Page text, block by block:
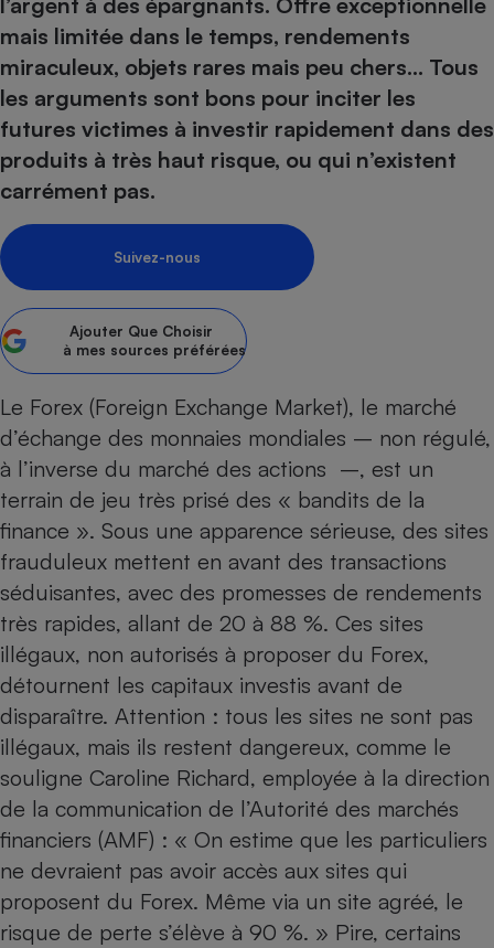
mais limitée dans le temps, rendements
miraculeux, objets rares mais peu chers… Tous
les arguments sont bons pour inciter les
futures victimes à investir rapidement dans des
produits à très haut risque, ou qui n’existent
carrément pas.
Suivez-nous
Ajouter Que Choisir
à mes sources préférées
Le Forex (Foreign Exchange Market), le marché
d’échange des monnaies mondiales – non régulé,
à l’inverse du marché des actions –, est un
terrain de jeu très prisé des « bandits de la
finance ». Sous une apparence sérieuse, des sites
frauduleux mettent en avant des transactions
séduisantes, avec des promesses de rendements
très rapides, allant de 20 à 88 %. Ces sites
illégaux, non autorisés à proposer du Forex,
détournent les capitaux investis avant de
disparaître. Attention : tous les sites ne sont pas
illégaux, mais ils restent dangereux, comme le
souligne Caroline Richard, employée à la direction
de la communication de l’Autorité des marchés
financiers (AMF) : « On estime que les particuliers
ne devraient pas avoir accès aux sites qui
proposent du Forex. Même via un site agréé, le
risque de perte s’élève à 90 %. » Pire, certains
Sécurité - Hygiène
Complément
alimentaire
bouteille
Assurance
Banque - Crédit
Epargne - Fiscalité
Assurance emprunteur
Banque
Circulation routière
Contrôle technique -
Pièce détachée
Moto
Comparateur auto
Supermarché - Drive
Comparatif
Comparatif plaque à
Comparatif climatiseur
Comparatif aspirateur
Comparatif centrale
Gros électroménager
Petit électroménager -
Lave-linge
Comparatif casque audio
Comparatif barre de son
Comparatif ordinateur
Comparatif ultrabook
Informatique
Internet
Téléphonie
Téléviseur
Crédit immobilier
Comparatif tondeuse
Comparatif poêle à
Aménagement
Sécurité domestique
Radiateur électrique
Hygiène - Beauté
Maladie - Médecine -
Mutuelle
Antimoustique
Maison de retraite
Choisir son fioul
Choisir son pellet
Comparateur assurance emprunteur
Energie Moins Chère Ensemble
Tous les comparateurs
Toutes les cartes interactives
Speedtest - Testez le débit de votre